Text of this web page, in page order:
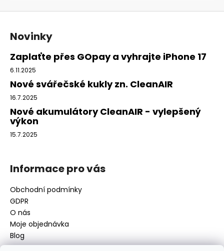
Z
Novinky
Zaplaťte přes GOpay a vyhrajte iPhone 17
6.11.2025
Nové svářečské kukly zn. CleanAIR
16.7.2025
Nové akumulátory CleanAIR - vylepšený
výkon
15.7.2025
Informace pro vás
Obchodní podmínky
GDPR
O nás
Moje objednávka
Blog